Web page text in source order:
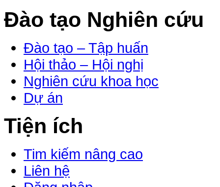
Đào tạo Nghiên cứu
Đào tạo – Tập huấn
Hội thảo – Hội nghị
Nghiên cứu khoa học
Dự án
Tiện ích
Tim kiếm nâng cao
Liên hệ